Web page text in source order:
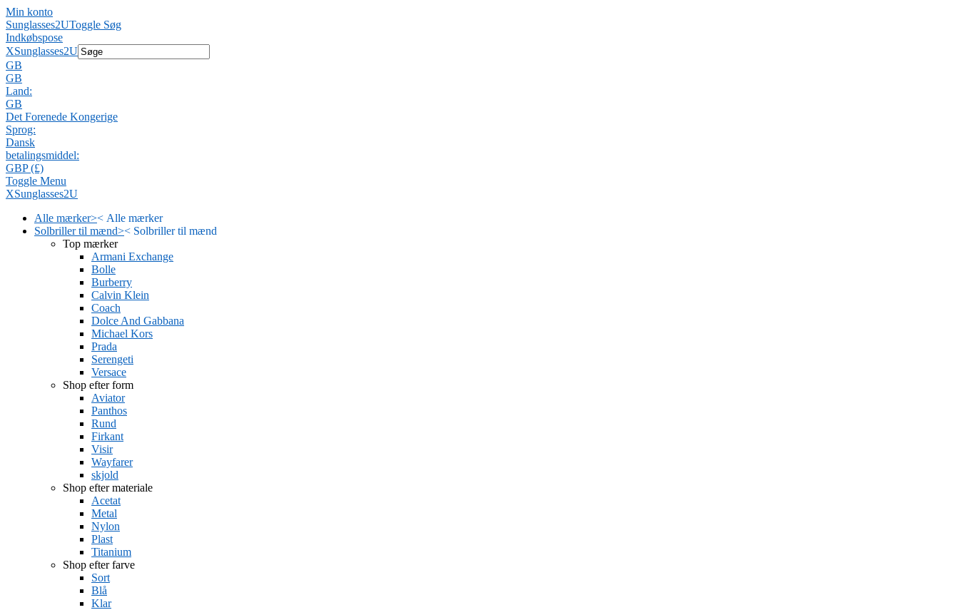
Min konto
Sunglasses2UToggle Søg
Indkøbspose
XSunglasses2U
GB
GB
Land:
GB
Det Forenede Kongerige
Sprog:
Dansk
betalingsmiddel:
GBP (£)
Toggle Menu
XSunglasses2U
Alle mærker>< Alle mærker
Solbriller til mænd>< Solbriller til mænd
Top mærker
Armani Exchange
Bolle
Burberry
Calvin Klein
Coach
Dolce And Gabbana
Michael Kors
Prada
Serengeti
Versace
Shop efter form
Aviator
Panthos
Rund
Firkant
Visir
Wayfarer
skjold
Shop efter materiale
Acetat
Metal
Nylon
Plast
Titanium
Shop efter farve
Sort
Blå
Klar